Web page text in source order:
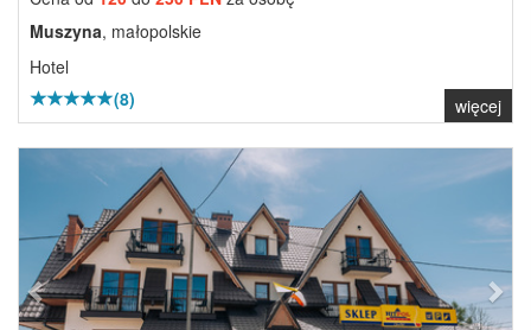
Muszyna, małopolskie
Hotel
(8)
więcej
Previous Next